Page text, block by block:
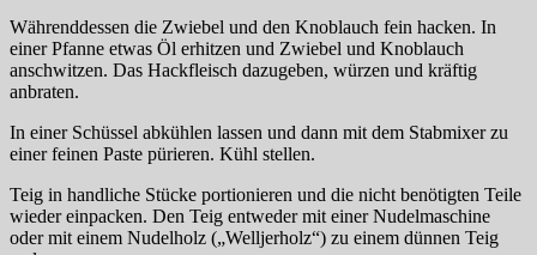
Währenddessen die Zwiebel und den Knoblauch fein hacken. In
einer Pfanne etwas Öl erhitzen und Zwiebel und Knoblauch
anschwitzen. Das Hackfleisch dazugeben, würzen und kräftig
anbraten.
In einer Schüssel abkühlen lassen und dann mit dem Stabmixer zu
einer feinen Paste pürieren. Kühl stellen.
Teig in handliche Stücke portionieren und die nicht benötigten Teile
wieder einpacken. Den Teig entweder mit einer Nudelmaschine
oder mit einem Nudelholz („Welljerholz“) zu einem dünnen Teig